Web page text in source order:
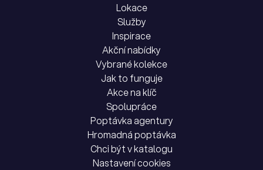
Lokace
Služby
Inspirace
Akční nabídky
Vybrané kolekce
Jak to funguje
Akce na klíč
Spolupráce
Poptávka agentury
Hromadná poptávka
Chci být v katalogu
Nastavení cookies